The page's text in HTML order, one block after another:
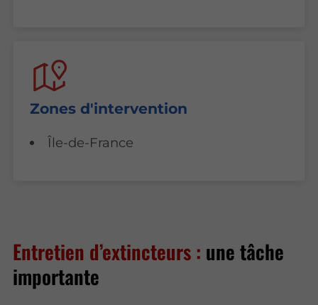
Zones d'intervention
Île-de-France
Entretien d’extincteurs : une tâche
importante